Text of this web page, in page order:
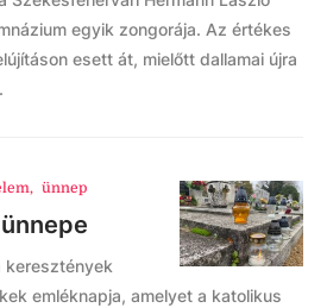
egyik zongorája. Az értékes
esett át, mielőtt dallamai újra
, ünnep
keresztények
emléknapja, amelyet a katolikus